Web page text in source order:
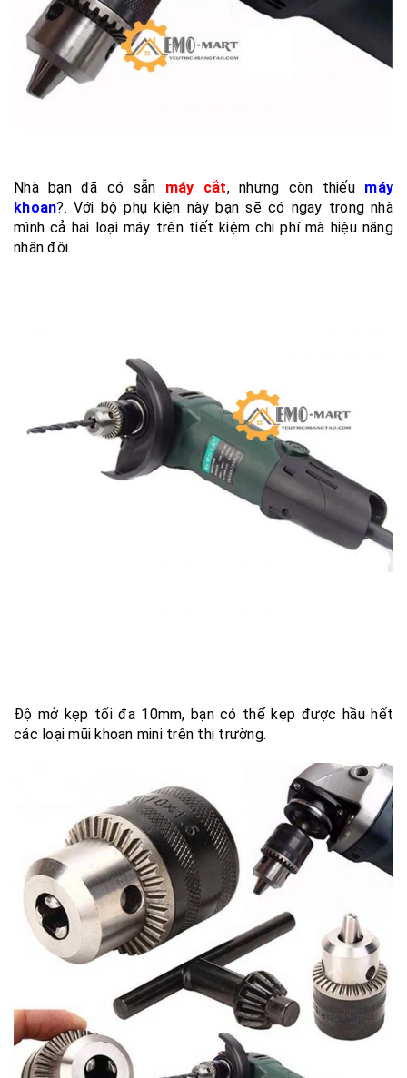
Nhà bạn đã có sẵn máy cắt, nhưng còn thiếu máy
khoan?. Với bộ phụ kiện này bạn sẽ có ngay trong nhà
mình cả hai loại máy trên tiết kiệm chi phí mà hiệu năng
nhân đôi.
Độ mở kẹp tối đa 10mm, bạn có thể kẹp được hầu hết
các loại mũi khoan mini trên thị trường.